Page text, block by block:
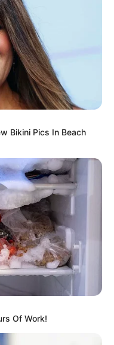
Präsidenten und
erschlagen würden,
andere Menschen
& Kontakt
Startseite
Bikini Pics In Beach
Of Work!